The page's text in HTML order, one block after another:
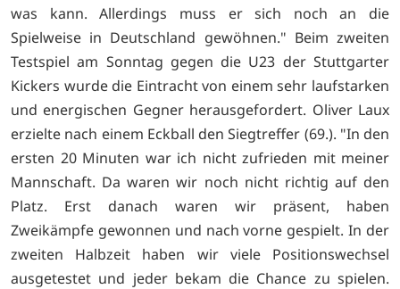
was kann. Allerdings muss er sich noch an die
Spielweise in Deutschland gewöhnen." Beim zweiten
Testspiel am Sonntag gegen die U23 der Stuttgarter
Kickers wurde die Eintracht von einem sehr laufstarken
und energischen Gegner herausgefordert. Oliver Laux
erzielte nach einem Eckball den Siegtreffer (69.). "In den
ersten 20 Minuten war ich nicht zufrieden mit meiner
Mannschaft. Da waren wir noch nicht richtig auf den
Platz. Erst danach waren wir präsent, haben
Zweikämpfe gewonnen und nach vorne gespielt. In der
zweiten Halbzeit haben wir viele Positionswechsel
ausgetestet und jeder bekam die Chance zu spielen.